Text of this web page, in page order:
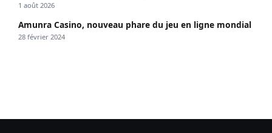
1 août 2026
Amunra Casino, nouveau phare du jeu en ligne mondial
28 février 2024